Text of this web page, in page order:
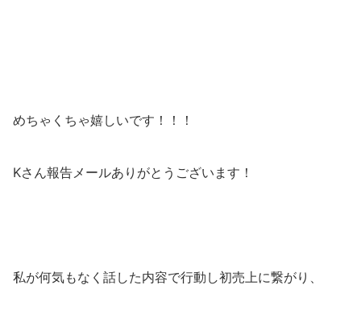
めちゃくちゃ嬉しいです！！！
Kさん報告メールありがとうございます！
私が何気もなく話した内容で行動し初売上に繋がり、